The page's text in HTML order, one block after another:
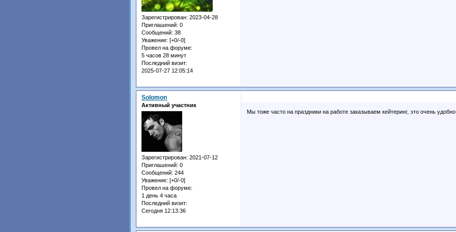
Зарегистрирован: 2023-04-28
Приглашений: 0
Сообщений: 38
Уважение: [+0/-0]
Провел на форуме:
5 часов 28 минут
Последний визит:
2025-07-27 12:05:14
Solomon
Активный участник
Зарегистрирован: 2021-07-12
Приглашений: 0
Сообщений: 244
Уважение: [+0/-0]
Провел на форуме:
1 день 4 часа
Последний визит:
Сегодня 12:13:36
Мы тоже часто на праздники на работе заказываем кейтеринг, это очень